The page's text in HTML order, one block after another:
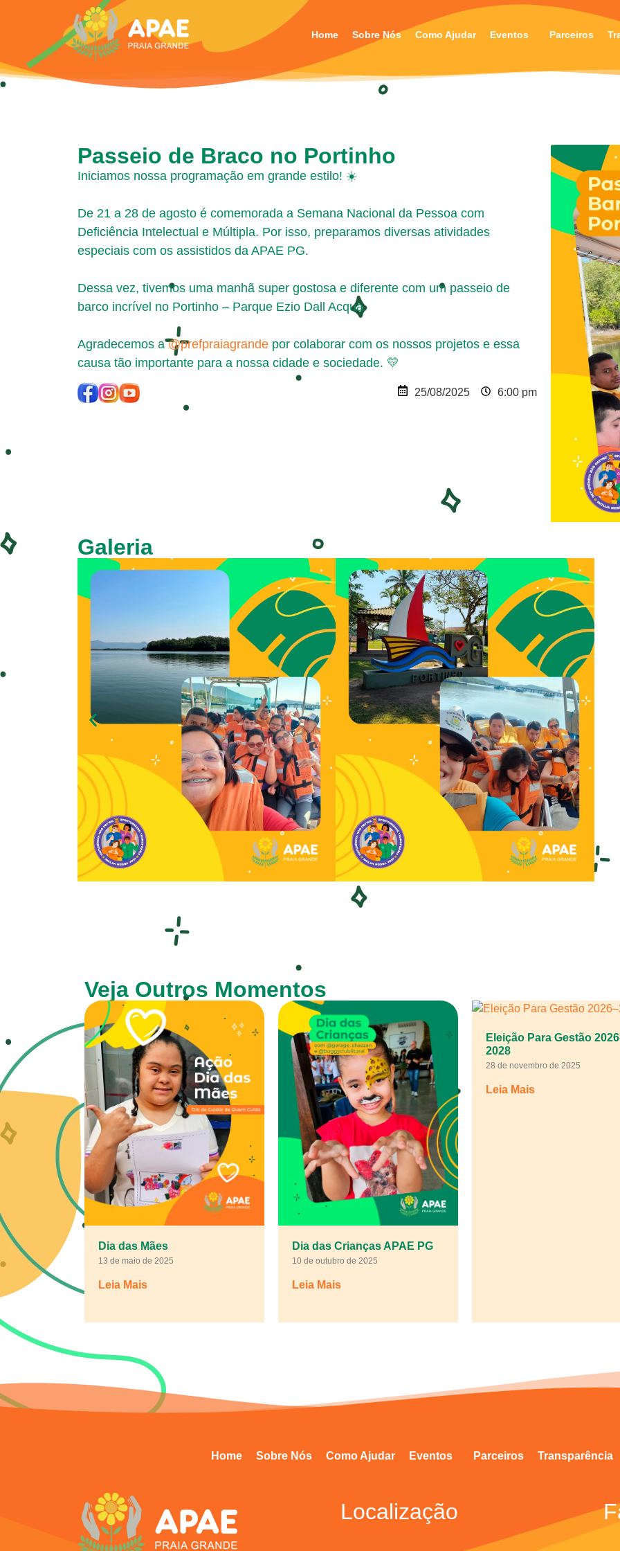
Home Sobre Nós Como Ajudar Eventos Parceiros
Passeio de Braco no Portinho
Iniciamos nossa programação em grande estilo! ☀️
De 21 a 28 de agosto é comemorada a Semana Nacional da Pessoa com
Deficiência Intelectual e Múltipla. Por isso, preparamos diversas atividades
especiais com os assistidos da APAE PG.
Dessa vez, tivemos uma manhã super gostosa e diferente com um passeio de
barco incrível no Portinho – Parque Ezio Dall Acqua.
Agradecemos a@prefpraiagrande por colaborar com os nossos projetos e essa
causa tão importante para a nossa cidade e sociedade. 💛
25/08/2025 6:00 pm
Galeria
Veja Outros Momentos
Dia das Mães
13 de maio de 2025
Leia Mais
Dia das Crianças APAE PG
10 de outubro de 2025
Leia Mais
Eleição Para Gestão
2028
28 de novembro de 2025
Leia Mais
Home Sobre Nós Como Ajudar Eventos Parceiros Transparência
Localização